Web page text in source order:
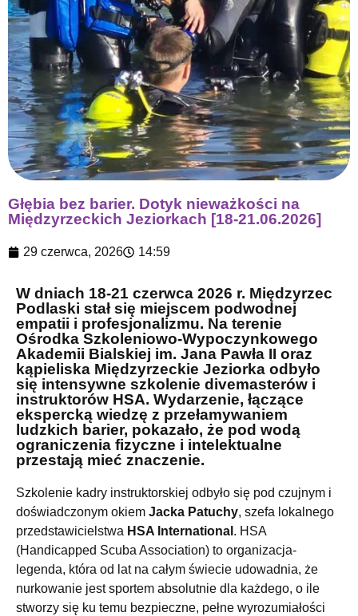
Głębia bez barier. Dotyk nieważkości na
Międzyrzeckich Jeziorkach [18-21.06.2026]
29 czerwca, 2026 14:59
W dniach 18-21 czerwca 2026 r. Międzyrzec
Podlaski stał się miejscem podwodnej
empatii i profesjonalizmu. Na terenie
Ośrodka Szkoleniowo-Wypoczynkowego
Akademii Bialskiej im. Jana Pawła II oraz
kąpieliska Międzyrzeckie Jeziorka odbyło
się intensywne szkolenie divemasterów i
instruktorów HSA. Wydarzenie, łączące
ekspercką wiedzę z przełamywaniem
ludzkich barier, pokazało, że pod wodą
ograniczenia fizyczne i intelektualne
przestają mieć znaczenie.
Szkolenie kadry instruktorskiej odbyło się pod czujnym i
doświadczonym okiem Jacka Patuchy, szefa lokalnego
przedstawicielstwa HSA International . HSA
(Handicapped Scuba Association) to organizacja-
legenda, która od lat na całym świecie udowadnia, że
nurkowanie jest sportem absolutnie dla każdego, o ile
stworzy się ku temu bezpieczne, pełne wyrozumiałości